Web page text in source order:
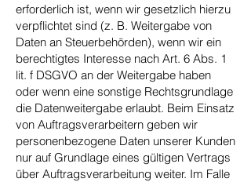
erforderlich ist, wenn wir gesetzlich hierzu
verpflichtet sind (z. B. Weitergabe von
Daten an Steuerbehörden), wenn wir ein
berechtigtes Interesse nach Art. 6 Abs. 1
lit. f DSGVO an der Weitergabe haben
oder wenn eine sonstige Rechtsgrundlage
die Datenweitergabe erlaubt. Beim Einsatz
von Auftragsverarbeitern geben wir
personenbezogene Daten unserer Kunden
nur auf Grundlage eines gültigen Vertrags
über Auftragsverarbeitung weiter. Im Falle